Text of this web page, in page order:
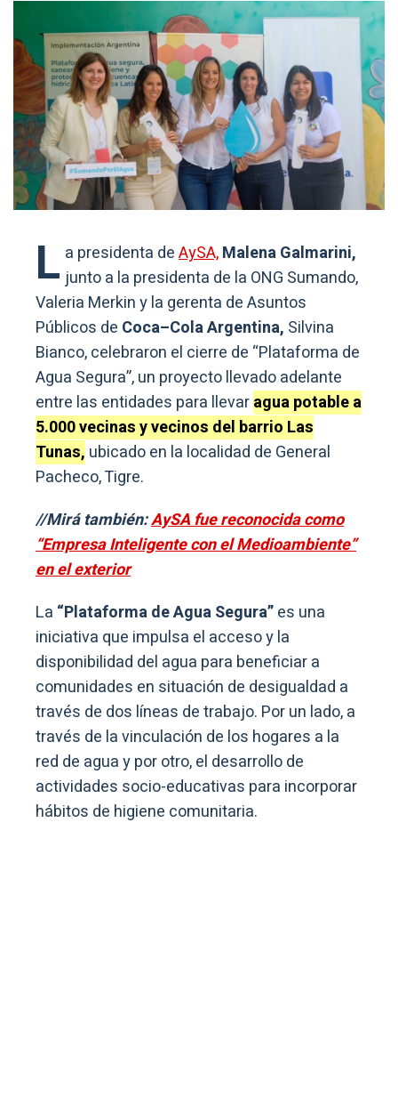
L a presidenta deAySA,Malena Galmarini,
junto a la presidenta de la ONG Sumando,
Valeria Merkin y la gerenta de Asuntos
Públicos de Coca–Cola Argentina, Silvina
Bianco, celebraron el cierre de “Plataforma de
Agua Segura”, un proyecto llevado adelante
entre las entidades para llevaragua potable a
5.000 vecinas y vecinos del barrio Las
Tunas, ubicado en la localidad de General
Pacheco, Tigre.
//Mirá también:AySA fue reconocida como
“Empresa Inteligente con el Medioambiente”
en el exterior
La “Plataforma de Agua Segura”es una
iniciativa que impulsa el acceso y la
disponibilidad del agua para beneficiar a
comunidades en situación de desigualdad a
través de dos líneas de trabajo. Por un lado, a
través de la vinculación de los hogares a la
red de agua y por otro, el desarrollo de
actividades socio-educativas para incorporar
hábitos de higiene comunitaria.